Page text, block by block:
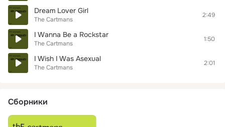
Dream Lover Girl
The Cartmans
2:49
I Wanna Be a Rockstar
The Cartmans
1:50
I Wish I Was Asexual
The Cartmans
2:01
Сборники